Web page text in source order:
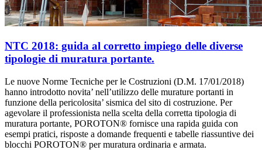
NTC 2018: guida al corretto impiego delle diverse
tipologie di muratura portante.
Le nuove Norme Tecniche per le Costruzioni (D.M. 17/01/2018)
hanno introdotto novita’ nell’utilizzo delle murature portanti in
funzione della pericolosita’ sismica del sito di costruzione. Per
agevolare il professionista nella scelta della corretta tipologia di
muratura portante, POROTON® fornisce una rapida guida con
esempi pratici, risposte a domande frequenti e tabelle riassuntive dei
blocchi POROTON® per muratura ordinaria e armata.